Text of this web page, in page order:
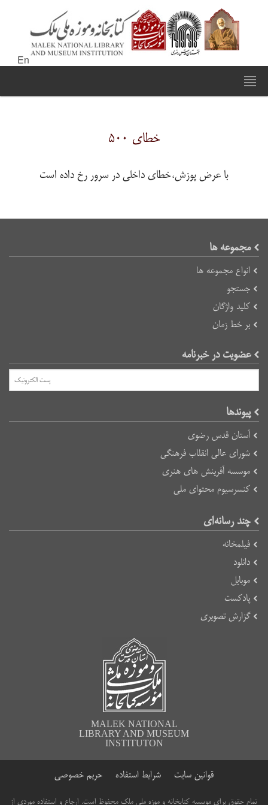
En
خطای ۵۰۰
با عرض پوزش،خطای داخلی در سرور رخ داده است
مجموعه ها
انواع مجموعه ها
جستجو
کلید واژگان
بر خط زمان
عضویت در خبرنامه
پیوند‌ها
آستان قدس رضوی
شورای عالی انقلاب فرهنگی
موسسه آفرینش های هنری
کنسرسیوم محتوای ملی
چند رسانه‌ای
فیلمخانه
دانلود
موبایل
پادکست
گزارش تصویری
MALEK NATIONAL
LIBRARY AND MUSEUM
INSTITUTON
قوانین سایت شرایط استفاده حریم خصوصی
تمام حقوق برای موسسه کتابخانه و موزه ملی ملک محفوظ است. ارجاع و استفاده موردی از